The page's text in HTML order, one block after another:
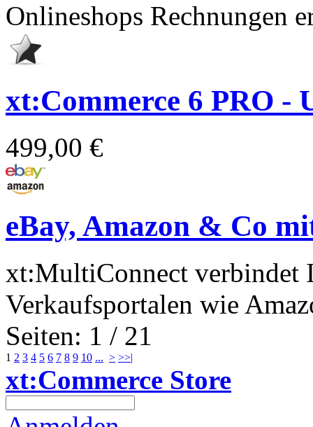
Onlineshops Rechnungen
xt:Commerce 6 PRO -
499,00 €
eBay, Amazon & Co
xt:MultiConnect verbindet
Verkaufsportalen wie
Seiten: 1 / 21
1 2 3 4 5 6 7 8 9 10 ... > >>|
xt:Commerce Store